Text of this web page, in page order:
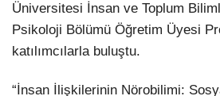
Üniversitesi İnsan ve Toplum
Psikoloji Bölümü Öğretim Üyesi
katılımcılarla buluştu.
“İnsan İlişkilerinin Nörobilimi: